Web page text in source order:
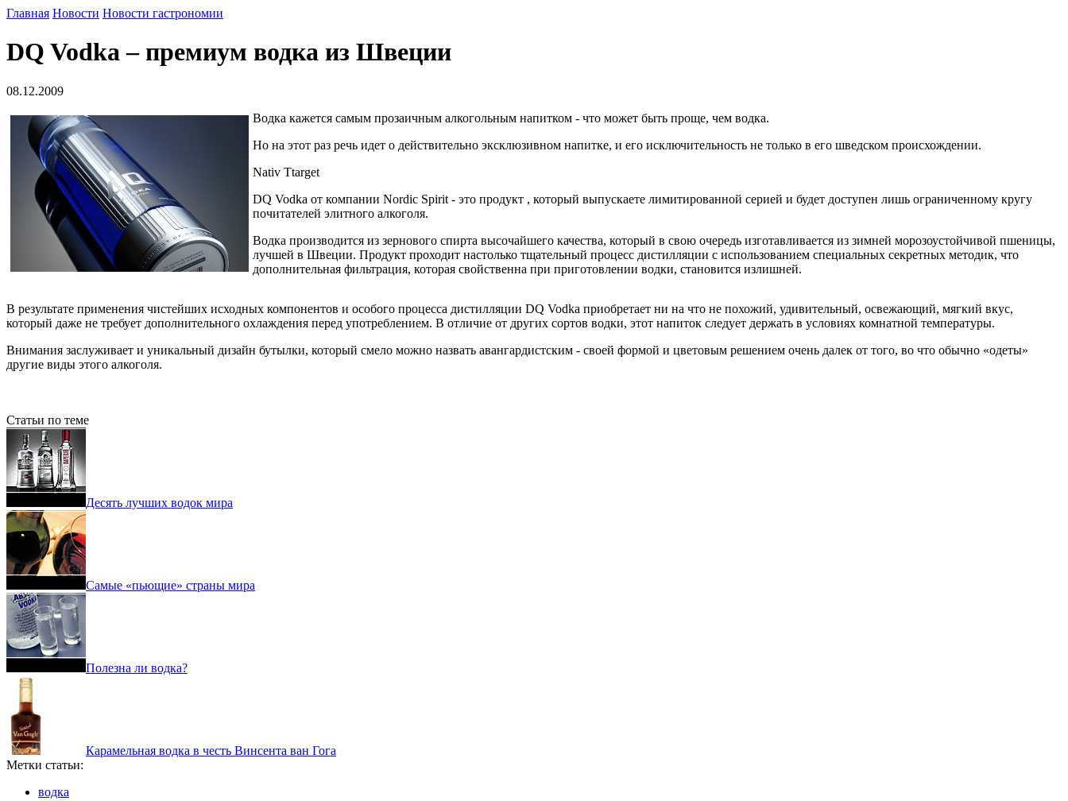
Главная Новости Новости гастрономии
DQ Vodka – премиум водка из Швеции
08.12.2009
Водка кажется самым прозаичным алкогольным напитком - что может быть проще, чем водка.
Но на этот раз речь идет о действительно эксклюзивном напитке, и его исключительность не только в его шведском происхождении.
Nativ Ttarget
DQ Vodka от компании Nordic Spirit - это продукт , который выпускаете лимитированной серией и будет доступен лишь ограниченному кругу
почитателей элитного алкоголя.
Водка производится из зернового спирта высочайшего качества, который в свою очередь изготавливается из зимней морозоустойчивой пшеницы,
лучшей в Швеции. Продукт проходит настолько тщательный процесс дистилляции с использованием специальных секретных методик, что
дополнительная фильтрация, которая свойственна при приготовлении водки, становится излишней.
В результате применения чистейших исходных компонентов и особого процесса дистилляции DQ Vodka приобретает ни на что не похожий, удивительный, освежающий, мягкий вкус,
который даже не требует дополнительного охлаждения перед употреблением. В отличие от других сортов водки, этот напиток следует держать в условиях комнатной температуры.
Внимания заслуживает и уникальный дизайн бутылки, который смело можно назвать авангардистским - своей формой и цветовым решением очень далек от того, во что обычно «одеты»
другие виды этого алкоголя.
Статьи по теме
Десять лучших водок мира
Самые «пьющие» страны мира
Полезна ли водка?
Карамельная водка в честь Винсента ван Гога
Метки статьи:
водка